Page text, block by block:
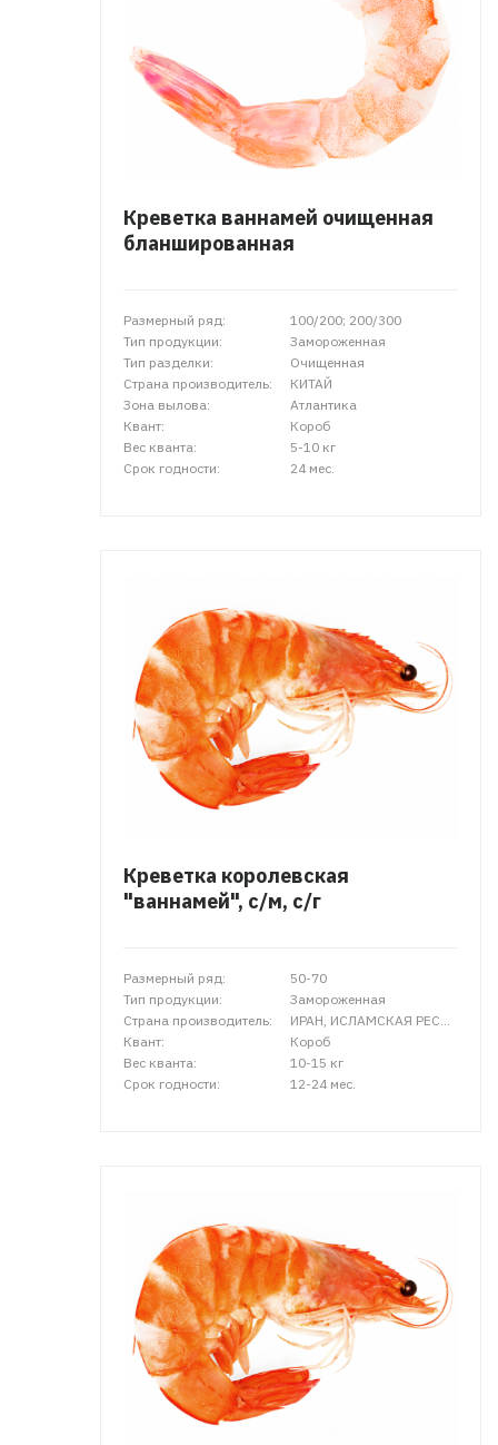
Креветка ваннамей очищенная
бланшированная
Размерный ряд:
100/200; 200/300
Тип продукции:
Замороженная
Тип разделки:
Очищенная
Страна производитель:
КИТАЙ
Зона вылова:
Атлантика
Квант:
Короб
Вес кванта:
5-10 кг
Срок годности:
24 мес.
Креветка королевская
"ваннамей", с/м, с/г
Размерный ряд:
50-70
Тип продукции:
Замороженная
Страна производитель:
ИРАН, ИСЛАМСКАЯ РЕСПУБЛИКА
Квант:
Короб
Вес кванта:
10-15 кг
Срок годности:
12-24 мес.